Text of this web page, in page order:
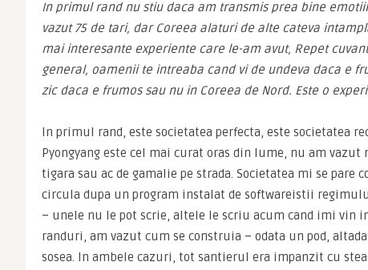
In primul rand nu stiu daca am transmis prea bine
vazut 75 de tari, dar Coreea alaturi de alte cateva
mai interesante experiente care le-am avut, Repet
general, oamenii te intreaba cand vi de undeva daca e
zic daca e frumos sau nu in Coreea de Nord. Este o
In primul rand, este societatea perfecta, este societatea
Pyongyang este cel mai curat oras din lume, nu am vazut
tigara sau ac de gamalie pe strada. Societatea mi se pare
circula dupa un program instalat de softwareistii
– unele nu le pot scrie, altele le scriu acum cand imi vin
randuri, am vazut cum se construia – odata un pod,
sosea. In ambele cazuri, tot santierul era impanzit cu